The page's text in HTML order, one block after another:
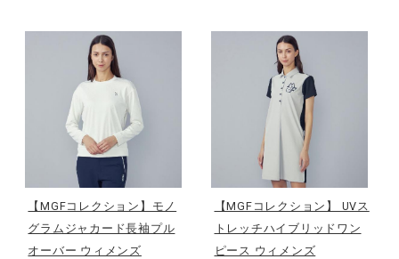
ソフトボール
柔道
ウィンタースポーツ
ワーキング
【MGFコレクション】モノ
グラムジャカード長袖プル
オーバー ウィメンズ
【MGFコレクション】 UVス
トレッチハイブリッドワン
ピース ウィメンズ